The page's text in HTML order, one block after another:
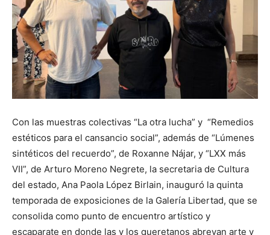
Con las muestras colectivas “La otra lucha” y “Remedios
estéticos para el cansancio social”, además de “Lúmenes
sintéticos del recuerdo”, de Roxanne Nájar, y “LXX más
VII”, de Arturo Moreno Negrete, la secretaria de Cultura
del estado, Ana Paola López Birlain, inauguró la quinta
temporada de exposiciones de la Galería Libertad, que se
consolida como punto de encuentro artístico y
escaparate en donde las y los queretanos abrevan arte y